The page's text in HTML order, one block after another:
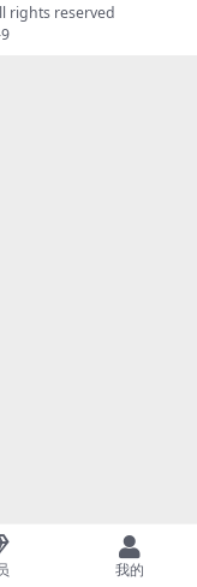
rights reserved
我的